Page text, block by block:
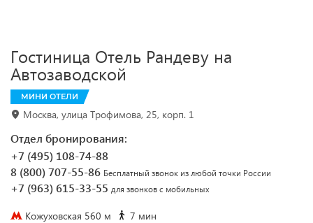
Гостиница Отель Рандеву на
Автозаводской
МИНИ ОТЕЛИ
Москва, улица Трофимова, 25, корп. 1
Отдел бронирования:
+7 (495) 108-74-88
8 (800) 707-55-86 Бесплатный звонок из любой точки России
+7 (963) 615-33-55 для звонков с мобильных
Кожуховская 560 м
7 мин